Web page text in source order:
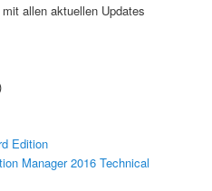
allen aktuellen Updates
Edition
Manager 2016 Technical